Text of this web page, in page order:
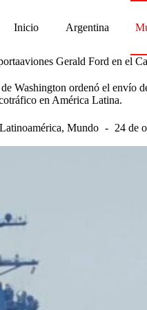
Inicio Argentina
Gerald Ford en el
Washington ordenó el envío
en América Latina.
Latinoamérica, Mundo 24 de